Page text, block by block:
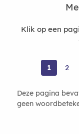
Klik op een
1 2
Deze pagina
geen